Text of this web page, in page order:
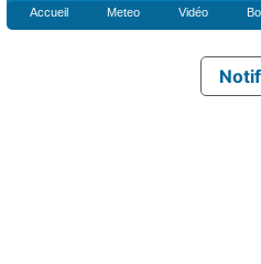
Accueil Meteo Vidéo